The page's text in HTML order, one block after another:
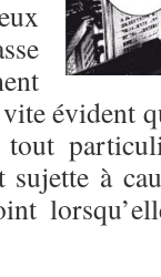
évident
à